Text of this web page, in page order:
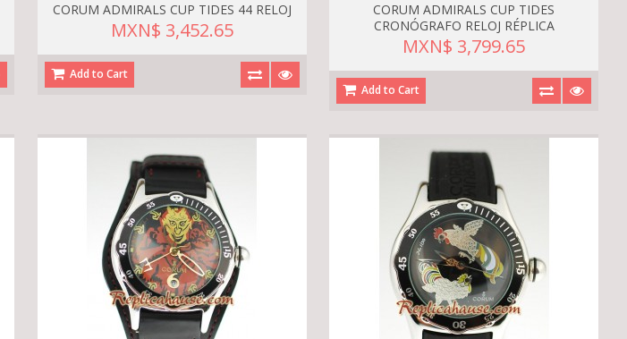
CORUM ADMIRALS CUP TIDES 44 RELOJ
MXN$ 3,452.65
Add to Cart
CORUM ADMIRALS CUP TIDES
CRONÓGRAFO RELOJ RÉPLICA
MXN$ 3,799.65
Add to Cart